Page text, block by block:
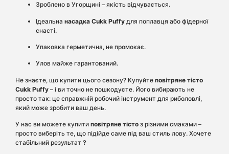
Зроблено в Угорщині – якість відчувається.
Ідеальна насадка Cukk Puffy для поплавця або фідерної
снасті.
Упаковка герметична, не промокає.
Улов майже гарантований.
Не знаєте, що купити цього сезону? Купуйте повітряне тісто
Cukk Puffy – і ви точно не пошкодуєте. Його вибирають не
просто так: це справжній робочий інструмент для риболовлі,
який може зробити ваш день.
У нас ви можете купити повітряне тісто з різними смаками –
просто виберіть те, що підійде саме під ваш стиль лову. Хочете
стабільний результат ?